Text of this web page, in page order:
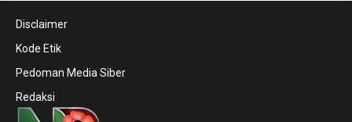
Disclaimer
Kode Etik
Pedoman Media Siber
Redaksi